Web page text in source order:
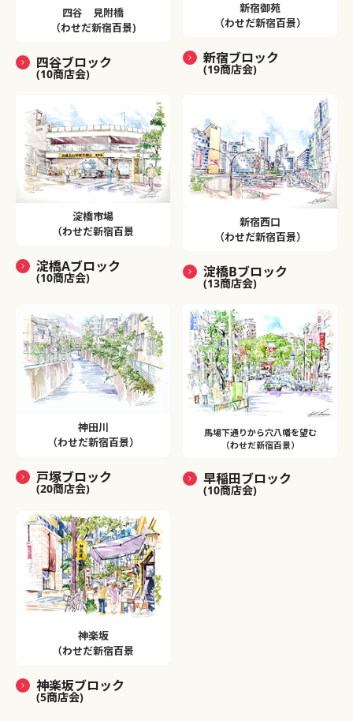
四谷 見附橋
（わせだ新宿百景)
四谷ブロック
(10商店会)
新宿御苑
（わせだ新宿百景）
新宿ブロック
(19商店会)
淀橋市場
（わせだ新宿百景
淀橋Aブロック
(10商店会)
新宿西口
（わせだ新宿百景）
淀橋Bブロック
(13商店会)
神田川
（わせだ新宿百景）
戸塚ブロック
(20商店会)
馬場下通りから穴八幡を望む
（わせだ新宿百景）
早稲田ブロック
(10商店会)
神楽坂
（わせだ新宿百景
神楽坂ブロック
(5商店会)